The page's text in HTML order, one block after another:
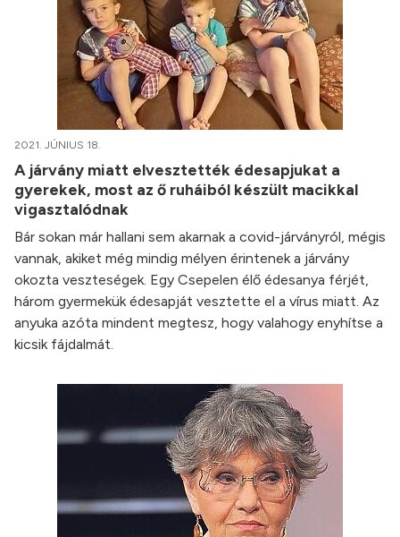
2021. JÚNIUS 18.
A járvány miatt elvesztették édesapjukat a
gyerekek, most az ő ruháiból készült macikkal
vigasztalódnak
Bár sokan már hallani sem akarnak a covid-járványról, mégis
vannak, akiket még mindig mélyen érintenek a járvány
okozta veszteségek. Egy Csepelen élő édesanya férjét,
három gyermekük édesapját vesztette el a vírus miatt. Az
anyuka azóta mindent megtesz, hogy valahogy enyhítse a
kicsik fájdalmát.